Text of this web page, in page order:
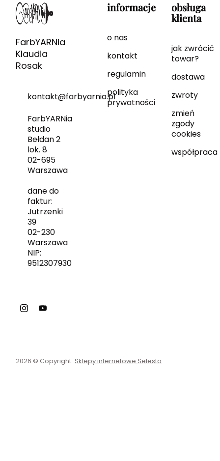
FarbYARNia
Klaudia
Rosak
kontakt@farbyarnia.pl
FarbYARNia
studio
Bełdan 2
lok. 8
02-695
Warszawa
dane do
faktur:
Jutrzenki
39
02-230
Warszawa
NIP:
9512307930
informacje
o nas
kontakt
regulamin
polityka
prywatności
obsługa
klienta
jak zwrócić
towar?
dostawa
zwroty
zmień
zgody
cookies
współpraca
2026 © Copyright. Sklepy internetowe Selesto